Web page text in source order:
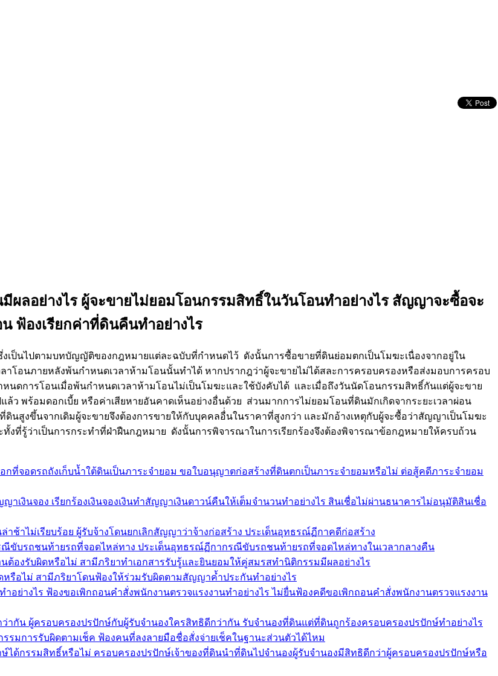
ลอย่างไร ผู้จะขายไม่ยอมโอนกรรมสิทธิ์ในวันโอนทำอย่างไร สัญญาจะซื้อจะ
ฟ้องเรียกค่าที่ดินคืนทำอย่างไร
ปตามบทบัญญัติของกฎหมายแต่ละฉบับที่กำหนดไว้ ดังนั้นการซื้อขายที่ดินย่อมตกเป็นโมฆะเนื่องจากอยู่ใน
โอนภายหลังพ้นกำหนดเวลาห้ามโอนนั้นทำได้ หากปรากฎว่าผู้จะขายไม่ได้สละการครอบครองหรือส่งมอบการครอบ
นดการโอนเมื่อพ้นกำหนดเวลาห้ามโอนไม่เป็นโมฆะและใช้บังคับได้ และเมื่อถึงวันนัดโอนกรรมสิทธิ์กันแต่ผู้จะขาย
ว พร้อมดอกเบี้ย หรือค่าเสียหายอันคาดเห็นอย่างอื่นด้วย ส่วนมากการไม่ยอมโอนที่ดินมักเกิดจากระยะเวลาผ่อน
นสูงขึ้นจากเดิมผู้จะขายจึงต้องการขายให้กับบุคคลอื่่นในราคาที่สูงกว่า และมักอ้างเหตุกับผู้จะซื้อว่าสัญญาเป็นโมฆะ
ทั้งที่รู้ว่าเป็นการกระทำที่ฝ่าฝืนกฎหมาย ดังนั้นการพิจารณาในการเรียกร้องจึงต้องพิจารณาข้อกฎหมายให้ครบถ้วน
ที่จอดรถถังเก็บน้ำใต้ดินเป็นภาระจำยอม ขอใบอนุญาตก่อสร้างที่ดินตกเป็นภาระจำยอมหรือไม่ ต่อสู้คดีภาระจำยอม
เงินจอง เรียกร้องเงินจองเงินทำสัญญาเงินดาวน์คืนให้เต็มจำนวนทำอย่างไร สินเชื่อไม่ผ่านธนาคารไม่อนุมัติสินเชื่อ
ช้าไม่เรียบร้อย ผู้รับจ้างโดนยกเลิกสัญญาว่าจ้างก่อสร้าง ประเด็นอุทธรณ์ฏีกาคดีก่อสร้าง
ณีขับรถชนท้ายรถที่จอดไหล่ทาง ประเด็นอุทธรณ์ฏีกากรณีขับรถชนท้ายรถที่จอดไหล่ทางในเวลากลางคืน
องรับผิดหรือไม่ สามีภริยาทำเอกสารรับรู้และยินยอมให้คู่สมรสทำนิติกรรมมีผลอย่างไร
อไม่ สามีภริยาโดนฟ้องให้ร่วมรับผิดตามสัญญาค้ำประกันทำอย่างไร
อย่างไร ฟ้องขอเพิกถอนคำสั่งพนักงานตรวจแรงงานทำอย่างไร ไม่ยื่นฟ้องคดีขอเพิกถอนคำสั่งพนักงานตรวจแรงงาน
กัน ผู้ครอบครองปรปักษ์กับผู้รับจำนองใครสิทธิดีกว่ากัน รับจำนองที่ดินแต่ที่ดินถูกร้องครอบครองปรปักษ์ทำอย่างไร
รมการรับผิดตามเช็ค ฟ้องคนที่ลงลายมือชื่อสั่งจ่ายเช็คในฐานะส่วนตัวได้ไหม
ด้กรรมสิทธิ์หรือไม่ ครอบครองปรปักษ์เจ้าของที่ดินนำที่ดินไปจำนองผู้รับจำนองมีสิทธิดีกว่าผู้ครอบครองปรปักษ์หรือ